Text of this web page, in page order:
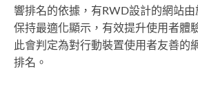
響排名的依據，有RWD設計的網站
保持最適化顯示，有效提升使用者體
此會判定為對行動裝置使用者友善的
排名。